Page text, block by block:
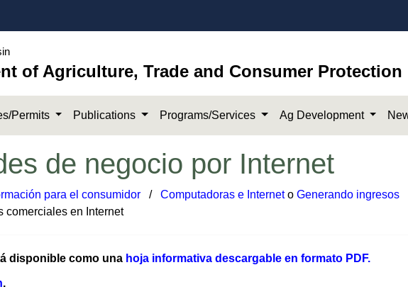
of Agriculture, Trade and Consumer Protection
Permits Publications Programs/Services Ag Development
de negocio por Internet
para el consumidor ​/ Computadoras e Interneto Generando ingresos
en Internet
disponible como una hoja informativa d​escargable en formato PDF.​
.